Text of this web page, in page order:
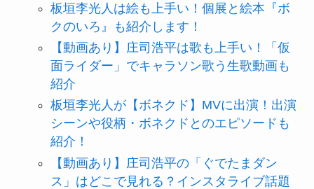
板垣李光人は絵も上手い！個展と絵本『ボ
クのいろ』も紹介します！
【動画あり】庄司浩平は歌も上手い！「仮
面ライダー」でキャラソン歌う生歌動画も
紹介
板垣李光人が【ボネクド】MVに出演！出演
シーンや役柄・ボネクドとのエピソードも
紹介！
【動画あり】庄司浩平の「ぐでたまダン
ス」はどこで見れる？インスタライブ話題